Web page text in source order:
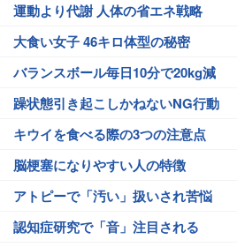
運動より代謝 人体の省エネ戦略
大食い女子 46キロ体型の秘密
バランスボール毎日10分で20kg減
躁状態引き起こしかねないNG行動
キウイを食べる際の3つの注意点
脳梗塞になりやすい人の特徴
アトピーで「汚い」扱いされ苦悩
認知症研究で「音」注目される